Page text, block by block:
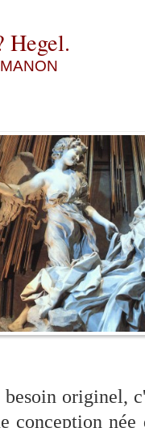
Hegel.
originel,
conception